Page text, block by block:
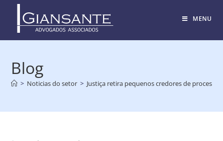
MENU
Blog
> Noticias do setor > Justiça retira pequenos credores de processo